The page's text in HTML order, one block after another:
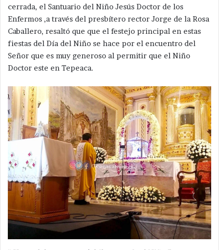
cerrada, el Santuario del Niño Jesús Doctor de los
Enfermos ,a través del presbítero rector Jorge de la Rosa
Caballero, resaltó que que el festejo principal en estas
fiestas del Día del Niño se hace por el encuentro del
Señor que es muy generoso al permitir que el Niño
Doctor este en Tepeaca.